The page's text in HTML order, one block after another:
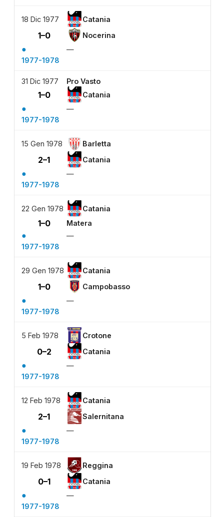
18 Dic 1977 Catania
1–0 Nocerina
●
—
1977-1978
31 Dic 1977 Pro Vasto
1–0 Catania
●
—
1977-1978
15 Gen 1978 Barletta
2–1 Catania
●
—
1977-1978
22 Gen 1978 Catania
1–0 Matera
●
—
1977-1978
29 Gen 1978 Catania
1–0 Campobasso
●
—
1977-1978
5 Feb 1978 Crotone
0–2 Catania
●
—
1977-1978
12 Feb 1978 Catania
2–1 Salernitana
●
—
1977-1978
19 Feb 1978 Reggina
0–1 Catania
●
—
1977-1978